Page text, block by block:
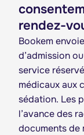
rendez-
Bookem
d’admission
service
médicaux aux
sédation. Les
l’avance des
documents de